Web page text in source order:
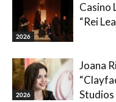
2026
Casino
“Rei
2026
Joana
Studios